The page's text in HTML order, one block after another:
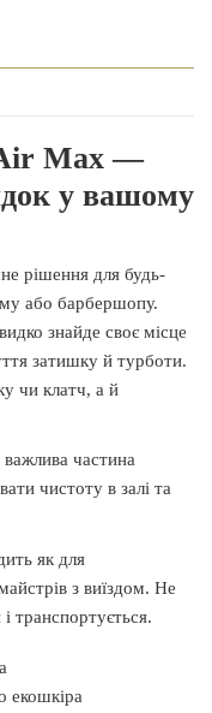
Air Max —
у вашому
рішення для будь-
або барбершопу.
знайде своє місце
затишку й турботи.
чи клатч, а й
частина
чистоту в залі та
як для
з виїздом. Не
і транспортується.
екошкіра